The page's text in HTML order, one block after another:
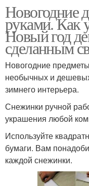
Новогодние
руками. Как
Новый год
сделанным
Новогодние
необычных и
зимнего интерьера.
Снежинки ручной
украшения любой
Используйте
бумаги. Вам
каждой снежинки.